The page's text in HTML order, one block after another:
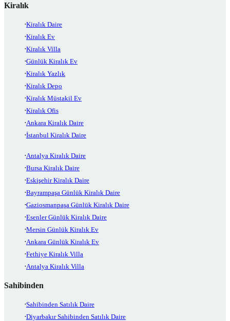
Kiralık
Kiralık Daire
Kiralık Ev
Kiralık Villa
Günlük Kiralık Ev
Kiralık Yazlık
Kiralık Depo
Kiralık Müstakil Ev
Kiralık Ofis
Ankara Kiralık Daire
İstanbul Kiralık Daire
Antalya Kiralık Daire
Bursa Kiralık Daire
Eskişehir Kiralık Daire
Bayrampaşa Günlük Kiralık Daire
Gaziosmanpaşa Günlük Kiralık Daire
Esenler Günlük Kiralık Daire
Mersin Günlük Kiralık Ev
Ankara Günlük Kiralık Ev
Fethiye Kiralık Villa
Antalya Kiralık Villa
Sahibinden
Sahibinden Satılık Daire
Diyarbakır Sahibinden Satılık Daire